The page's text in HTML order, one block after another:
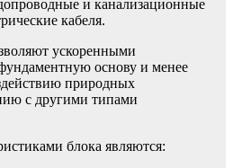
и канализационные
кабеля.
ускоренными
основу и менее
природных
с другими типами
блока являются: